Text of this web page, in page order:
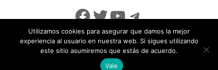
Facebook
Twitter
YouTube
Telegram
info@noticiasseguridad.com Política de Privacidad
Utilizamos cookies para asegurar que damos la mejor
experiencia al usuario en nuestra web. Si sigues utilizando
este sitio asumiremos que estás de acuerdo.
Vale